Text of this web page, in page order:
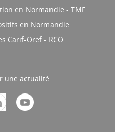
en Normandie - TMF
en Normandie
Carif-Oref - RCO
une actualité